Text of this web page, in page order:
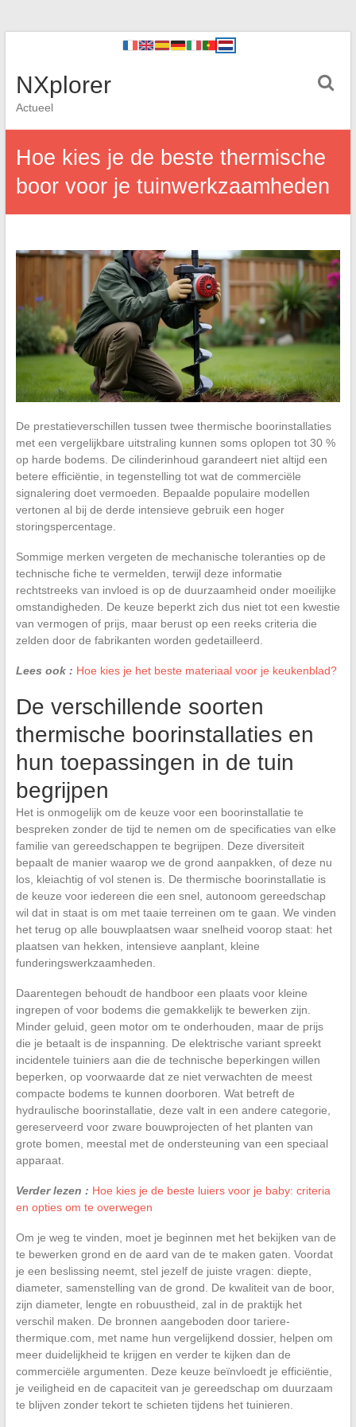
NXplorer
Actueel
Hoe kies je de beste thermische
boor voor je tuinwerkzaamheden
De prestatieverschillen tussen twee thermische boorinstallaties
met een vergelijkbare uitstraling kunnen soms oplopen tot 30 %
op harde bodems. De cilinderinhoud garandeert niet altijd een
betere efficiëntie, in tegenstelling tot wat de commerciële
signalering doet vermoeden. Bepaalde populaire modellen
vertonen al bij de derde intensieve gebruik een hoger
storingspercentage.
Sommige merken vergeten de mechanische toleranties op de
technische fiche te vermelden, terwijl deze informatie
rechtstreeks van invloed is op de duurzaamheid onder moeilijke
omstandigheden. De keuze beperkt zich dus niet tot een kwestie
van vermogen of prijs, maar berust op een reeks criteria die
zelden door de fabrikanten worden gedetailleerd.
Lees ook : Hoe kies je het beste materiaal voor je keukenblad?
De verschillende soorten
thermische boorinstallaties en
hun toepassingen in de tuin
begrijpen
Het is onmogelijk om de keuze voor een boorinstallatie te
bespreken zonder de tijd te nemen om de specificaties van elke
familie van gereedschappen te begrijpen. Deze diversiteit
bepaalt de manier waarop we de grond aanpakken, of deze nu
los, kleiachtig of vol stenen is. De thermische boorinstallatie is
de keuze voor iedereen die een snel, autonoom gereedschap
wil dat in staat is om met taaie terreinen om te gaan. We vinden
het terug op alle bouwplaatsen waar snelheid voorop staat: het
plaatsen van hekken, intensieve aanplant, kleine
funderingswerkzaamheden.
Daarentegen behoudt de handboor een plaats voor kleine
ingrepen of voor bodems die gemakkelijk te bewerken zijn.
Minder geluid, geen motor om te onderhouden, maar de prijs
die je betaalt is de inspanning. De elektrische variant spreekt
incidentele tuiniers aan die de technische beperkingen willen
beperken, op voorwaarde dat ze niet verwachten de meest
compacte bodems te kunnen doorboren. Wat betreft de
hydraulische boorinstallatie, deze valt in een andere categorie,
gereserveerd voor zware bouwprojecten of het planten van
grote bomen, meestal met de ondersteuning van een speciaal
apparaat.
Verder lezen : Hoe kies je de beste luiers voor je baby: criteria
en opties om te overwegen
Om je weg te vinden, moet je beginnen met het bekijken van de
te bewerken grond en de aard van de te maken gaten. Voordat
je een beslissing neemt, stel jezelf de juiste vragen: diepte,
diameter, samenstelling van de grond. De kwaliteit van de boor,
zijn diameter, lengte en robuustheid, zal in de praktijk het
verschil maken. De bronnen aangeboden door tariere-
thermique.com, met name hun vergelijkend dossier, helpen om
meer duidelijkheid te krijgen en verder te kijken dan de
commerciële argumenten. Deze keuze beïnvloedt je efficiëntie,
je veiligheid en de capaciteit van je gereedschap om duurzaam
te blijven zonder tekort te schieten tijdens het tuinieren.